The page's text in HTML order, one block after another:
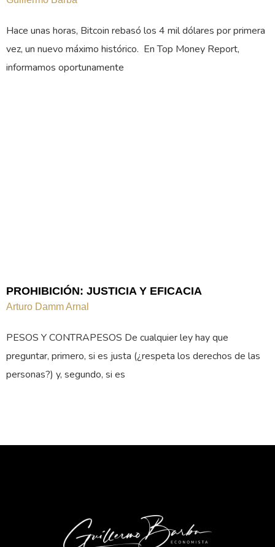
Hace unas horas, Bitcoin rebasó los 4 mil dólares por primera
vez, un nuevo máximo histórico. ​ En Top Money Report,
informamos oportunamente
PROHIBICIÓN: JUSTICIA Y EFICACIA
Arturo Damm Arnal
PESOS Y CONTRAPESOS De cualquier ley hay que
preguntar, primero, si es justa (¿respeta los derechos de las
personas?) y, segundo, si es